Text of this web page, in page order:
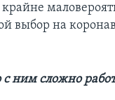
выбор на
ним сложно